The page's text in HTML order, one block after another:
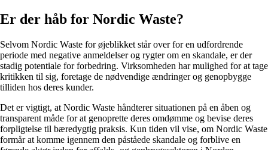
Er der håb for Nordic Waste?
Selvom Nordic Waste for øjeblikket står over for en udfordrende
periode med negative anmeldelser og rygter om en skandale, er der
stadig potentiale for forbedring. Virksomheden har mulighed for at tage
kritikken til sig, foretage de nødvendige ændringer og genopbygge
tilliden hos deres kunder.
Det er vigtigt, at Nordic Waste håndterer situationen på en åben og
transparent måde for at genoprette deres omdømme og bevise deres
forpligtelse til bæredygtig praksis. Kun tiden vil vise, om Nordic Waste
formår at komme igennem den påståede skandale og forblive en